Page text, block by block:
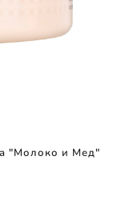
"Молоко и Мед"